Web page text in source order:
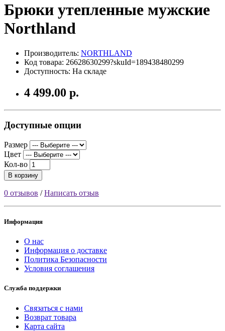
Брюки утепленные мужские
Northland
Производитель: NORTHLAND
Код товара: 26628630299?skuId=189438480299
Доступность: На складе
4 499.00 р.
Доступные опции
Размер
Цвет
Кол-во
В корзину
0 отзывов /Написать отзыв
Информация
О нас
Информация о доставке
Политика Безопасности
Условия соглашения
Служба поддержки
Связаться с нами
Возврат товара
Карта сайта